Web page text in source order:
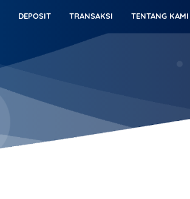
DEPOSIT TRANSAKSI TENTANG KAMI